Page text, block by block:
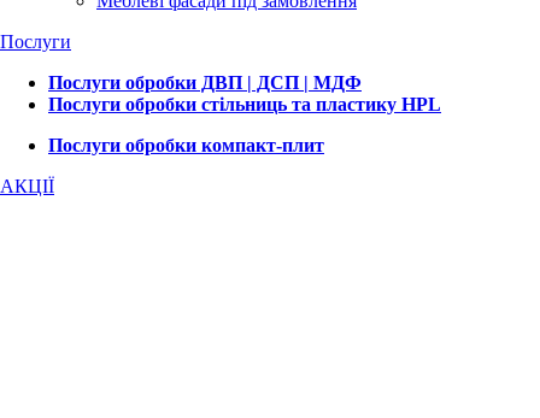
Послуги
Послуги обробки ДВП | ДСП | МДФ
Послуги обробки стільниць та пластику HPL
Послуги обробки компакт-плит
АКЦІЇ